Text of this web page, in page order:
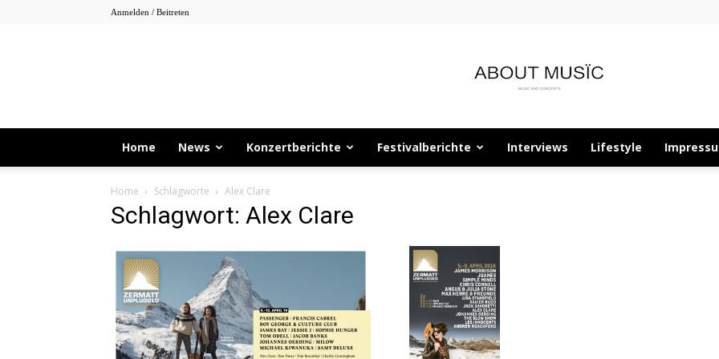
Anmelden / Beitreten
About
Home News Konzertberichte Festivalberichte Interviews Lifestyle
Home Schlagworte Alex Clare
Schlagwort: Alex Clare